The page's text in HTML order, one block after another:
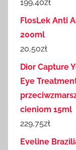
199,40zł
FlosLek Anti
200ml
20,50zł
Dior Capture
Eye
cieniom 15ml
229,75zł
Eveline